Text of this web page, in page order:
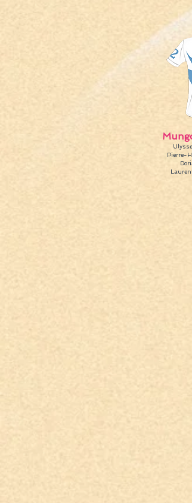
Pierre-